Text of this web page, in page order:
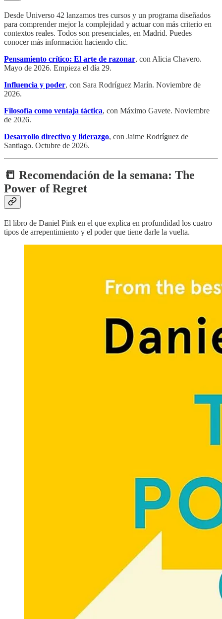
Desde Universo 42 lanzamos tres cursos y un programa diseñados
para comprender mejor la complejidad y actuar con más criterio en
contextos reales. Todos son presenciales, en Madrid. Puedes
conocer más información haciendo clic.
Pensamiento crítico: El arte de razonar, con Alicia Chavero.
Mayo de 2026. Empieza el día 29.
Influencia y poder, con Sara Rodríguez Marín. Noviembre de
2026.
Filosofía como ventaja táctica, con Máximo Gavete. Noviembre
de 2026.
Desarrollo directivo y liderazgo, con Jaime Rodríguez de
Santiago. Octubre de 2026.
📒 Recomendación de la semana: The
Power of Regret
El libro de Daniel Pink en el que explica en profundidad los cuatro
tipos de arrepentimiento y el poder que tiene darle la vuelta.